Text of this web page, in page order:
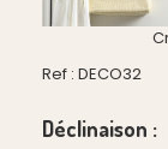
Ref : DECO32
Déclinaison :